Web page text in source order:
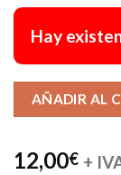
Hay
AÑADIR AL
12,00€ +